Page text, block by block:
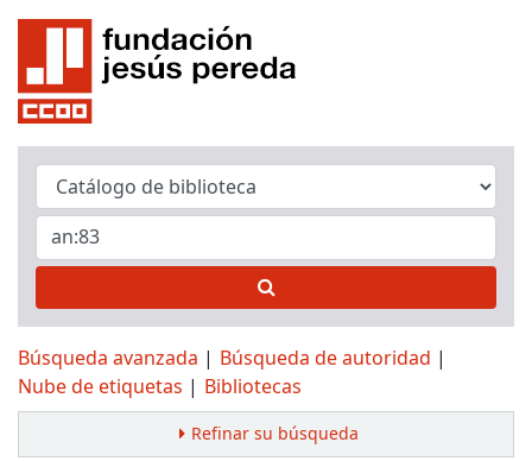
Búsqueda avanzada
Búsqueda de autoridad
Nube de etiquetas
Bibliotecas
Refinar su búsqueda